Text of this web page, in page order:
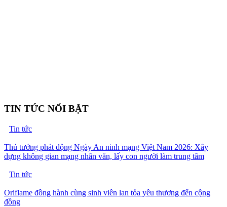
TIN TỨC NỔI BẬT
Tin tức
Thủ tướng phát động Ngày An ninh mạng Việt Nam 2026: Xây
dựng không gian mạng nhân văn, lấy con người làm trung tâm
Tin tức
Oriflame đồng hành cùng sinh viên lan tỏa yêu thương đến cộng
đồng